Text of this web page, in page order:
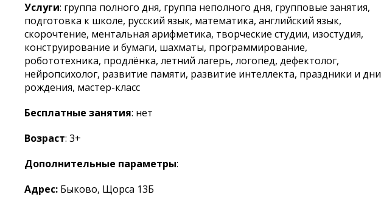
Услуги: группа полного дня, группа неполного дня, групповые занятия,
подготовка к школе, русский язык, математика, английский язык,
скорочтение, ментальная арифметика, творческие студии, изостудия,
конструирование и бумаги, шахматы, программирование,
робототехника, продлёнка, летний лагерь, логопед, дефектолог,
нейропсихолог, развитие памяти, развитие интеллекта, праздники и дни
рождения, мастер-класс
Бесплатные занятия: нет
Возраст: 3+
Дополнительные параметры:
Адрес: Быково, Щорса 13Б